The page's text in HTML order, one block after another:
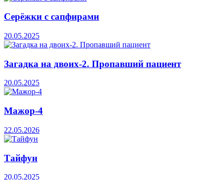
Серёжки с сапфирами
20.05.2025
Загадка на двоих-2. Пропавший пациент
20.05.2025
Мажор-4
22.05.2026
Тайфун
20.05.2025